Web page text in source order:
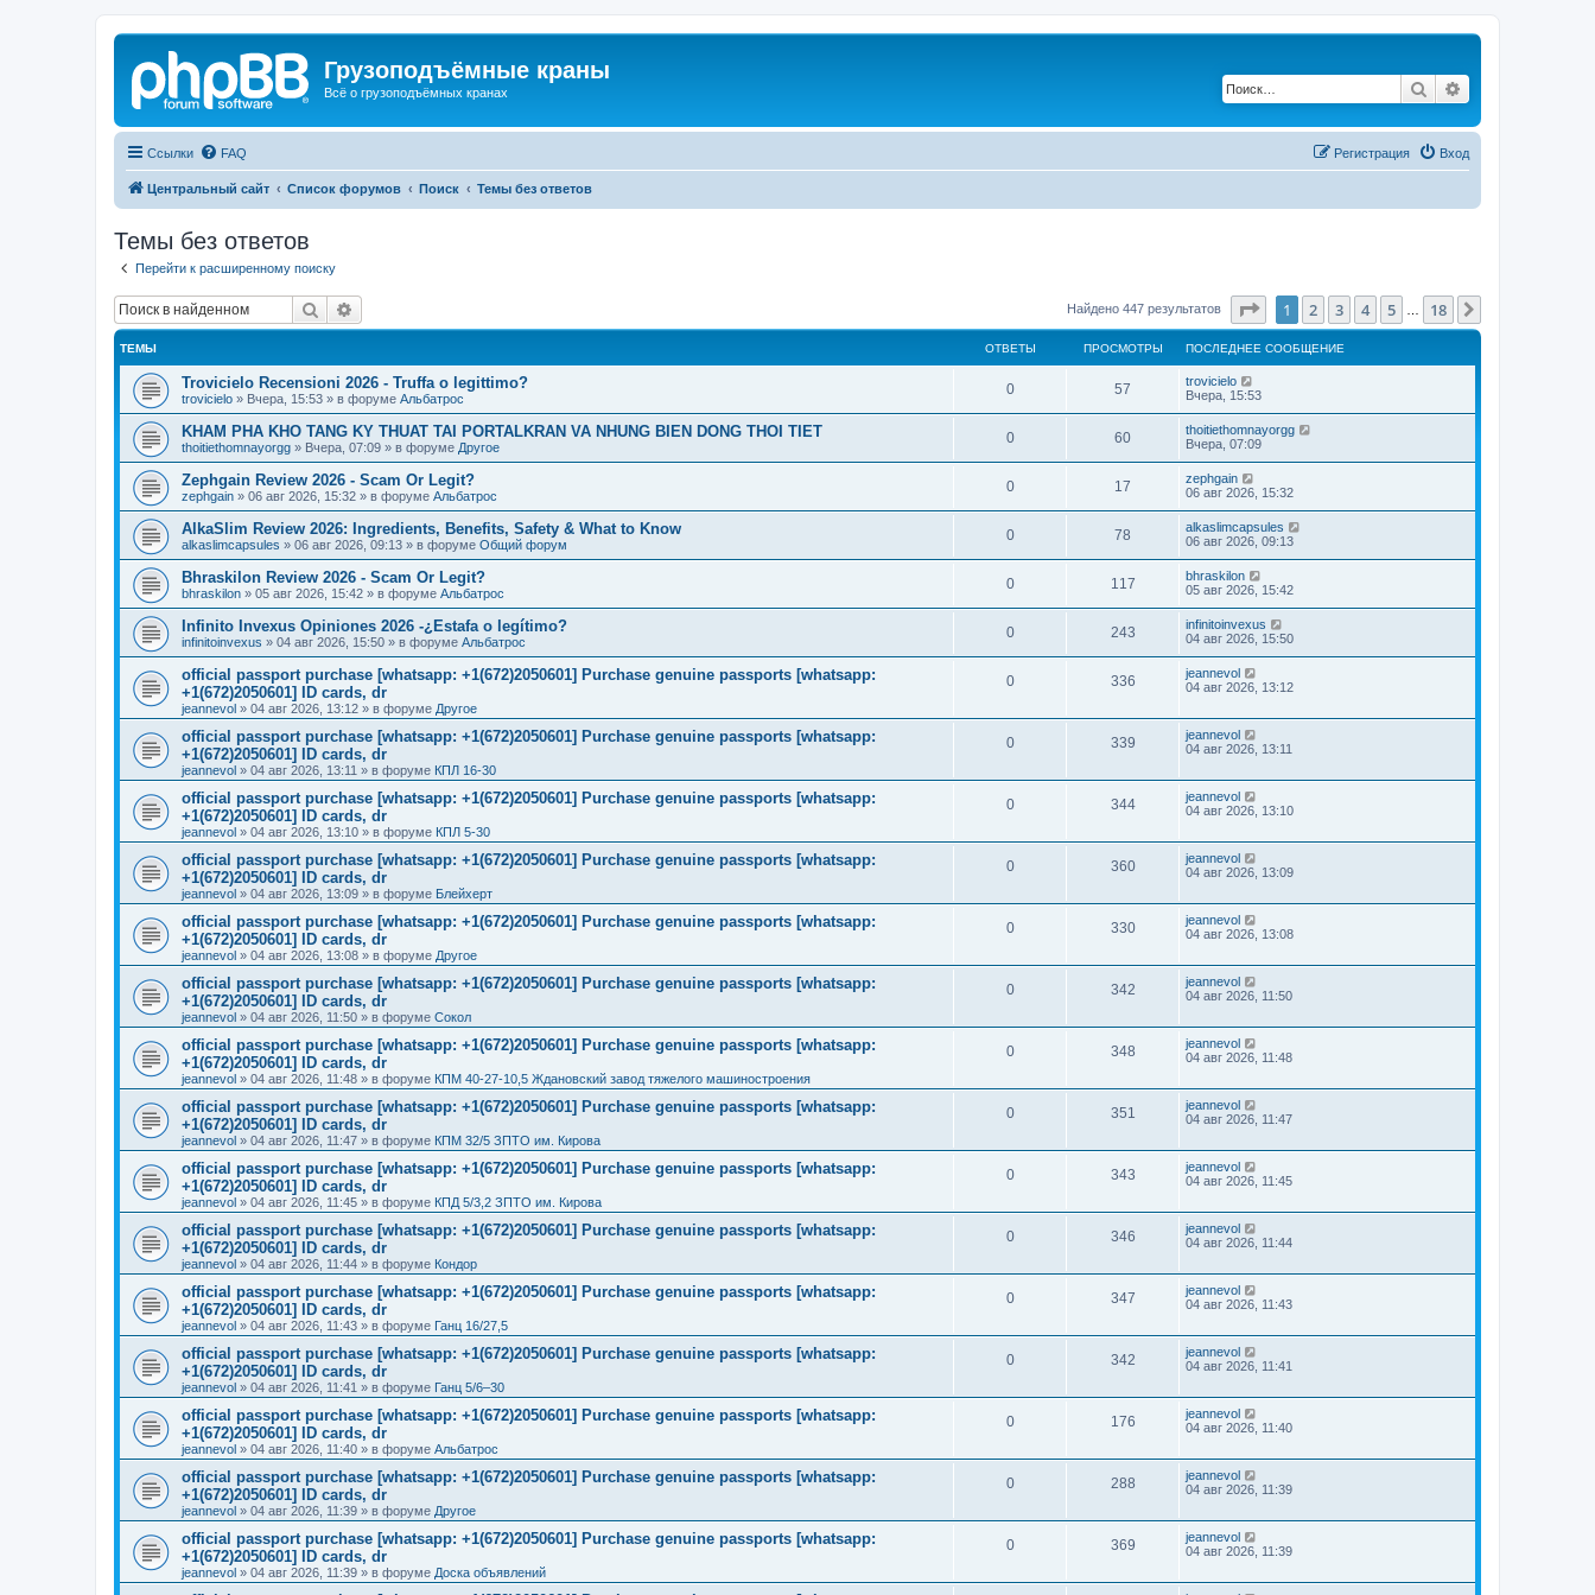
Грузоподъёмные краны
Всё о грузоподъёмных кранах Поиск
Ссылки FAQ Вход
Регистрация
Центральный сайт Список форумов Поиск Темы без ответов
Темы без ответов
Перейти к расширенному поиску
Поиск Найдено 447 результатов Страница1 из 18
1 2 3 4 5 18
ТЕМЫ ОТВЕТЫ ПРОСМОТРЫ ПОСЛЕДНЕЕ СООБЩЕНИЕ
Trovicielo Recensioni 2026 - Truffa o legittimo?
trovicielo » Вчера, 15:53 » в форуме Альбатрос
0 57
trovicielo
Вчера, 15:53
KHAM PHA KHO TANG KY THUAT TAI PORTALKRAN VA NHUNG BIEN DONG THOI TIET
thoitiethomnayorgg » Вчера, 07:09 » в форуме Другое
0 60
thoitiethomnayorgg
Вчера, 07:09
Zephgain Review 2026 - Scam Or Legit?
zephgain » 06 авг 2026, 15:32 » в форуме Альбатрос
0 17
zephgain
06 авг 2026, 15:32
AlkaSlim Review 2026: Ingredients, Benefits, Safety & What to Know
alkaslimcapsules » 06 авг 2026, 09:13 » в форуме Общий форум
0 78
alkaslimcapsules
06 авг 2026, 09:13
Bhraskilon Review 2026 - Scam Or Legit?
bhraskilon » 05 авг 2026, 15:42 » в форуме Альбатрос
0 117
bhraskilon
05 авг 2026, 15:42
Infinito Invexus Opiniones 2026 -¿Estafa o legítimo?
infinitoinvexus » 04 авг 2026, 15:50 » в форуме Альбатрос
0 243
infinitoinvexus
04 авг 2026, 15:50
official passport purchase [whatsapp: +1(672)2050601] Purchase genuine passports [whatsapp:
+1(672)2050601] ID cards, dr
jeannevol » 04 авг 2026, 13:12 » в форуме Другое
0 336
jeannevol
04 авг 2026, 13:12
official passport purchase [whatsapp: +1(672)2050601] Purchase genuine passports [whatsapp:
+1(672)2050601] ID cards, dr
jeannevol » 04 авг 2026, 13:11 » в форуме КПЛ 16-30
0 339
jeannevol
04 авг 2026, 13:11
official passport purchase [whatsapp: +1(672)2050601] Purchase genuine passports [whatsapp:
+1(672)2050601] ID cards, dr
jeannevol » 04 авг 2026, 13:10 » в форуме КПЛ 5-30
0 344
jeannevol
04 авг 2026, 13:10
official passport purchase [whatsapp: +1(672)2050601] Purchase genuine passports [whatsapp:
+1(672)2050601] ID cards, dr
jeannevol » 04 авг 2026, 13:09 » в форуме Блейхерт
0 360
jeannevol
04 авг 2026, 13:09
official passport purchase [whatsapp: +1(672)2050601] Purchase genuine passports [whatsapp:
+1(672)2050601] ID cards, dr
jeannevol » 04 авг 2026, 13:08 » в форуме Другое
0 330
jeannevol
04 авг 2026, 13:08
official passport purchase [whatsapp: +1(672)2050601] Purchase genuine passports [whatsapp:
+1(672)2050601] ID cards, dr
jeannevol » 04 авг 2026, 11:50 » в форуме Сокол
0 342
jeannevol
04 авг 2026, 11:50
official passport purchase [whatsapp: +1(672)2050601] Purchase genuine passports [whatsapp:
+1(672)2050601] ID cards, dr
jeannevol » 04 авг 2026, 11:48 » в форуме КПМ 40-27-10,5 Ждановский завод тяжелого машиностроения
0 348
jeannevol
04 авг 2026, 11:48
official passport purchase [whatsapp: +1(672)2050601] Purchase genuine passports [whatsapp:
+1(672)2050601] ID cards, dr
jeannevol » 04 авг 2026, 11:47 » в форуме КПМ 32/5 ЗПТО им. Кирова
0 351
jeannevol
04 авг 2026, 11:47
official passport purchase [whatsapp: +1(672)2050601] Purchase genuine passports [whatsapp:
+1(672)2050601] ID cards, dr
jeannevol » 04 авг 2026, 11:45 » в форуме КПД 5/3,2 ЗПТО им. Кирова
0 343
jeannevol
04 авг 2026, 11:45
official passport purchase [whatsapp: +1(672)2050601] Purchase genuine passports [whatsapp:
+1(672)2050601] ID cards, dr
jeannevol » 04 авг 2026, 11:44 » в форуме Кондор
0 346
jeannevol
04 авг 2026, 11:44
official passport purchase [whatsapp: +1(672)2050601] Purchase genuine passports [whatsapp:
+1(672)2050601] ID cards, dr
jeannevol » 04 авг 2026, 11:43 » в форуме Ганц 16/27,5
0 347
jeannevol
04 авг 2026, 11:43
official passport purchase [whatsapp: +1(672)2050601] Purchase genuine passports [whatsapp:
+1(672)2050601] ID cards, dr
jeannevol » 04 авг 2026, 11:41 » в форуме Ганц 5/6–30
0 342
jeannevol
04 авг 2026, 11:41
official passport purchase [whatsapp: +1(672)2050601] Purchase genuine passports [whatsapp:
+1(672)2050601] ID cards, dr
jeannevol » 04 авг 2026, 11:40 » в форуме Альбатрос
0 176
jeannevol
04 авг 2026, 11:40
official passport purchase [whatsapp: +1(672)2050601] Purchase genuine passports [whatsapp:
+1(672)2050601] ID cards, dr
jeannevol » 04 авг 2026, 11:39 » в форуме Другое
0 288
jeannevol
04 авг 2026, 11:39
official passport purchase [whatsapp: +1(672)2050601] Purchase genuine passports [whatsapp:
+1(672)2050601] ID cards, dr
jeannevol » 04 авг 2026, 11:39 » в форуме Доска объявлений
0 369
jeannevol
04 авг 2026, 11:39